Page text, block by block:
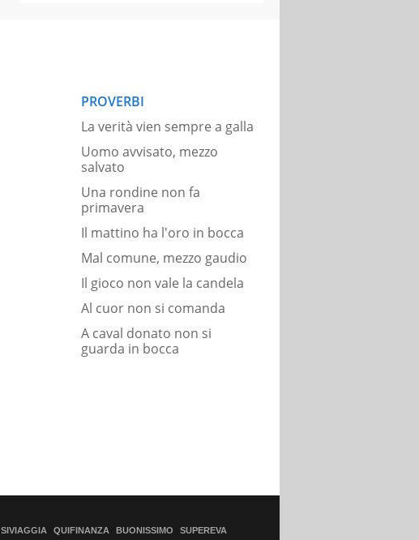
PROVERBI
La verità vien sempre a galla
Uomo avvisato, mezzo
salvato
Una rondine non fa
primavera
Il mattino ha l'oro in bocca
Mal comune, mezzo gaudio
Il gioco non vale la candela
Al cuor non si comanda
A caval donato non si
guarda in bocca
SIVIAGGIA QUIFINANZA BUONISSIMO SUPEREVA